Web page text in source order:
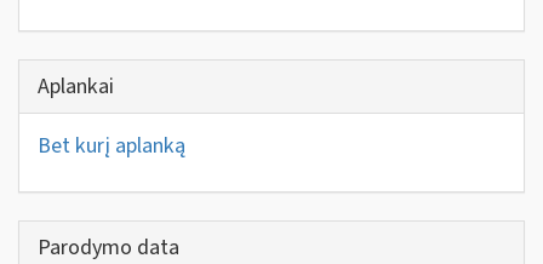
Aplankai
Bet kurį aplanką
Parodymo data